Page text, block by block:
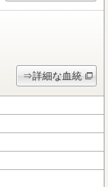
⇒詳細な血統